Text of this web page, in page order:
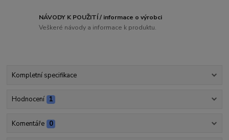
NÁVODY K POUŽITÍ / informace o výrobci
Veškeré návody a informace k produktu.
Kompletní specifikace
Hodnocení 1
Komentáře 0